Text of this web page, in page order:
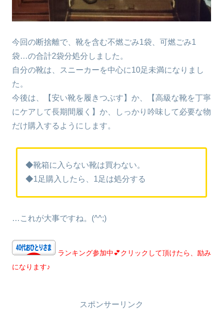
今回の断捨離で、靴を含む不燃ごみ1袋、可燃ごみ1
袋…の合計2袋分処分しました。
自分の靴は、スニーカーを中心に10足未満になりまし
た。
今後は、【安い靴を履きつぶす】か、【高級な靴を丁寧
にケアして長期間履く】か、しっかり吟味して必要な物
だけ購入するようにします。
◆靴箱に入らない靴は買わない。
◆1足購入したら、1足は処分する
…これが大事ですね。(^^;)
ランキング参加中💕クリックして頂けたら、励み
になります♪
スポンサーリンク